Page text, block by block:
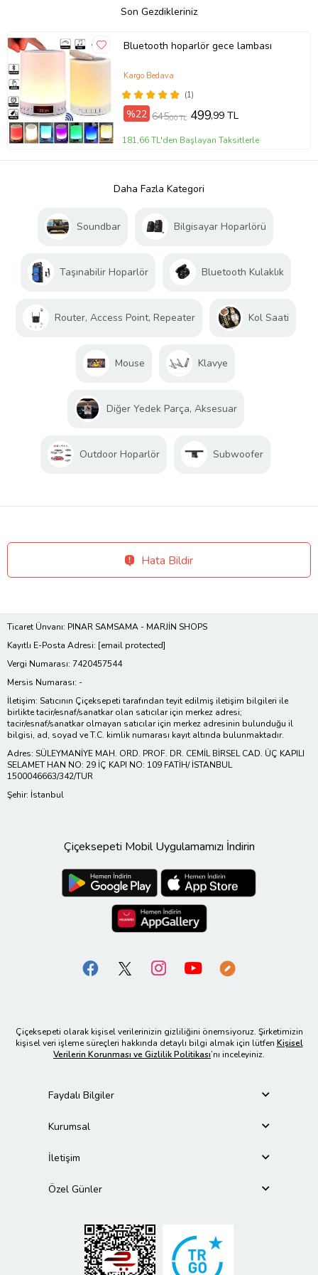
Son Gezdikleriniz
Bluetooth hoparlör gece lambası
(1)
Kargo Bedava
%22 645,00 TL 499,99 TL
181,66 TL'den Başlayan Taksitlerle
Daha Fazla Kategori
Soundbar Bilgisayar Hoparlörü
Taşınabilir Hoparlör Bluetooth Kulaklık
Router, Access Point, Repeater Kol Saati
Mouse Klavye
Diğer Yedek Parça, Aksesuar
Outdoor Hoparlör Subwoofer
Hata Bildir
Ticaret Ünvanı: PINAR SAMSAMA - MARJİN SHOPS
Kayıtlı E-Posta Adresi: [email protected]
Vergi Numarası: 7420457544
Mersis Numarası: -
İletişim: Satıcının Çiçeksepeti tarafından teyit edilmiş iletişim bilgileri ile
birlikte tacir/esnaf/sanatkar olan satıcılar için merkez adresi;
tacir/esnaf/sanatkar olmayan satıcılar için merkez adresinin bulunduğu il
bilgisi, ad, soyad ve T.C. kimlik numarası kayıt altında bulunmaktadır.
Adres: SÜLEYMANİYE MAH. ORD. PROF. DR. CEMİL BİRSEL CAD. ÜÇ KAPILI
SELAMET HAN NO: 29 İÇ KAPI NO: 109 FATİH/ İSTANBUL
1500046663/342/TUR
Şehir: İstanbul
Çiçeksepeti Mobil Uygulamamızı İndirin
Çiçeksepeti olarak kişisel verilerinizin gizliliğini önemsiyoruz. Şirketimizin
kişisel veri işleme süreçleri hakkında detaylı bilgi almak için lütfen Kişisel
Verilerin Korunması ve Gizlilik Politikası’nı inceleyiniz.
Faydalı Bilgiler
Kurumsal
İletişim
Özel Günler